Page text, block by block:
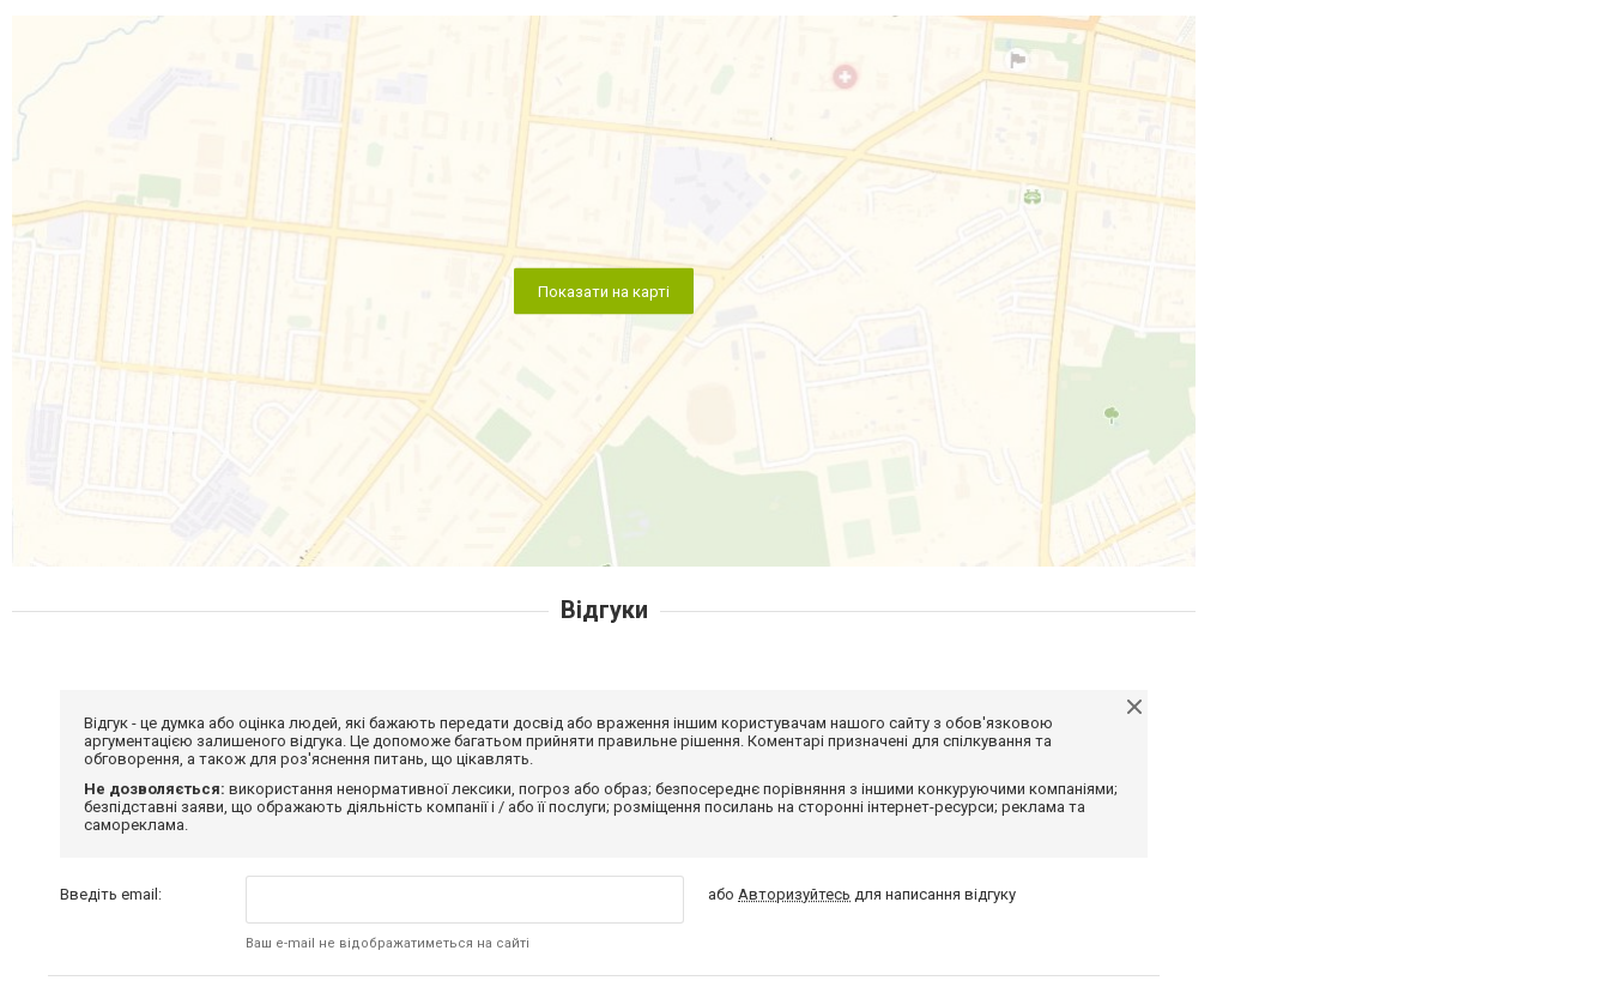
Показати на карті
Відгуки
Відгук - це думка або оцінка людей, які бажають передати досвід або враження іншим користувачам нашого сайту з обов'язковою
аргументацією залишеного відгука. Це допоможе багатьом прийняти правильне рішення. Коментарі призначені для спілкування та
обговорення, а також для роз'яснення питань, що цікавлять.
Не дозволяється: використання ненормативної лексики, погроз або образ; безпосереднє порівняння з іншими конкуруючими компаніями;
безпідставні заяви, що ображають діяльність компанії і / або її послуги; розміщення посилань на сторонні інтернет-ресурси; реклама та
самореклама.
Введіть email:
Ваш e-mail не відображатиметься на сайті
абоАвторизуйтесь для написання відгуку